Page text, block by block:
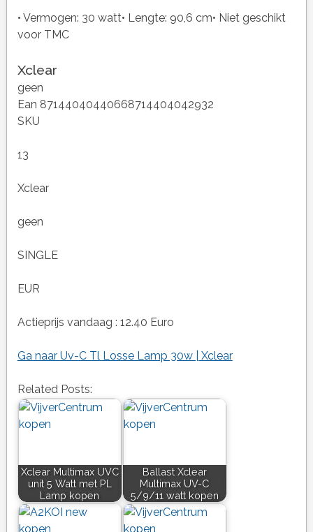
• Vermogen: 30 watt• Lengte: 90,6 cm• Niet geschikt
voor TMC
Xclear
geen
Ean 87144040440668714404042932
SKU
13
Xclear
geen
SINGLE
EUR
Actieprijs vandaag : 12.40 Euro
Ga naar Uv-C Tl Losse Lamp 30w | Xclear
Related Posts:
Xclear Multimax UVC
unit 5 Watt met PL
Lamp kopen
Ballast Xclear
Multimax UV-C
5/9/11 watt kopen